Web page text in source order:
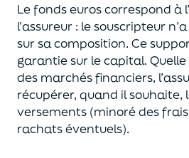
Le fonds euros correspond à
l’assureur : le souscripteur
sur sa composition. Ce
garantie sur le capital. Quelle
des marchés financiers,
récupérer, quand il souhaite,
versements (minoré des
rachats éventuels).